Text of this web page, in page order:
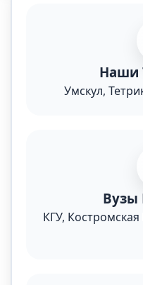
Наши
Умскул,
Вузы
КГУ,